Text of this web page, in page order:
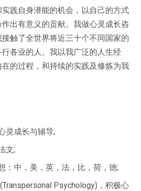
践自身潜能的机会，以自己的方式
出有意义的贡献。我做心灵成长咨
触了全世界将近三十个不同国家的
各业的人。我以我广泛的人生经
的过程，和持续的实践及修炼为我
灵成长与辅导;
文;
：中，美，英，法，比，荷，徳;
Psychology)，积极心